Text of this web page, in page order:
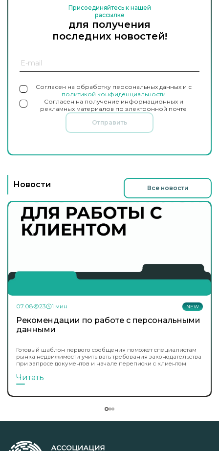
Присоединяйтесь к нашей
рассылке
для получения
последних новостей!
Согласен на обработку персональных данных и с
политикой конфиденциальности
Согласен на получение информационных и
рекламных материалов по электронной почте
Отправить
Новости Все новости
NEW
07.08 23 1 мин
Рекомендации по работе с персональными
данными
Готовый шаблон первого сообщения поможет специалистам
рынка недвижимости учитывать требования законодательства
при запросе документов и начале переписки с клиентом
Читать